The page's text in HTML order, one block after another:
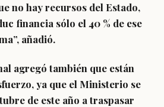
no hay recursos del Estado,
financia sólo el 40 % de ese
añadió.
agregó también que están
ya que el Ministerio se
de este año a traspasar